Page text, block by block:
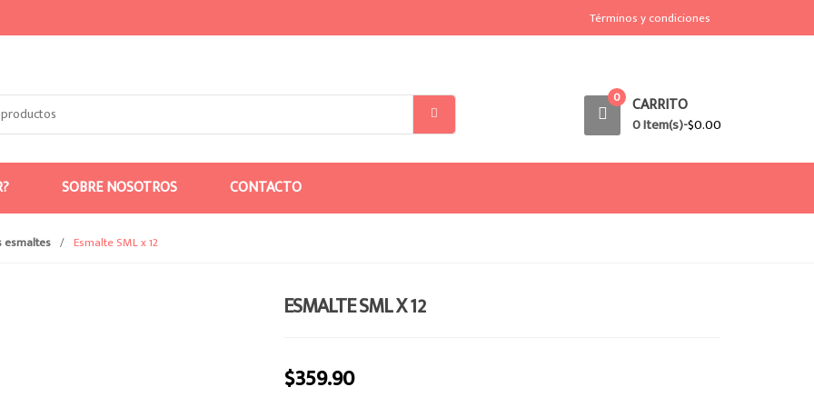
Términos y condiciones
0 CARRITO
0 Item(s)-$0.00
SOBRE NOSOTROS CONTACTO
esmaltes / Esmalte SML x 12
ESMALTE SML X 12
$359.90